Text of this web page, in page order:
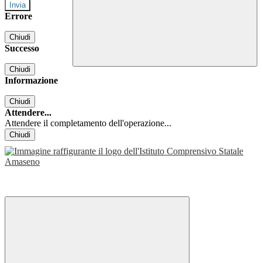
Errore
Chiudi
Successo
Chiudi
Informazione
Chiudi
Attendere...
Attendere il completamento dell'operazione...
Chiudi